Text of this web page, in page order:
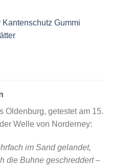
Oldenburg, getestet am 15.
Welle von Norderney:
im Sand gelandet,
die Buhne geschreddert –